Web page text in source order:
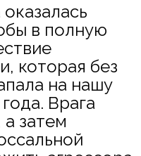
в полную
которая без
на нашу
Врага
затем